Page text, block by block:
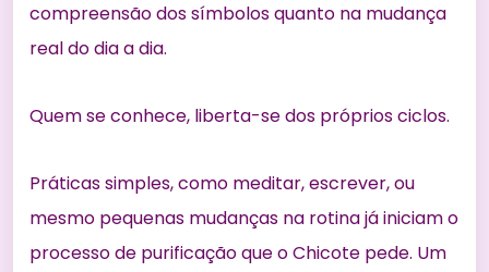
compreensão dos símbolos quanto na mudança
real do dia a dia.
Quem se conhece, liberta-se dos próprios ciclos.
Práticas simples, como meditar, escrever, ou
mesmo pequenas mudanças na rotina já iniciam o
processo de purificação que o Chicote pede. Um